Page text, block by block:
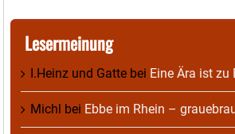
Lesermeinung
I.Heinz und Gatte bei Eine Ära ist zu
Michl bei Ebbe im Rhein –